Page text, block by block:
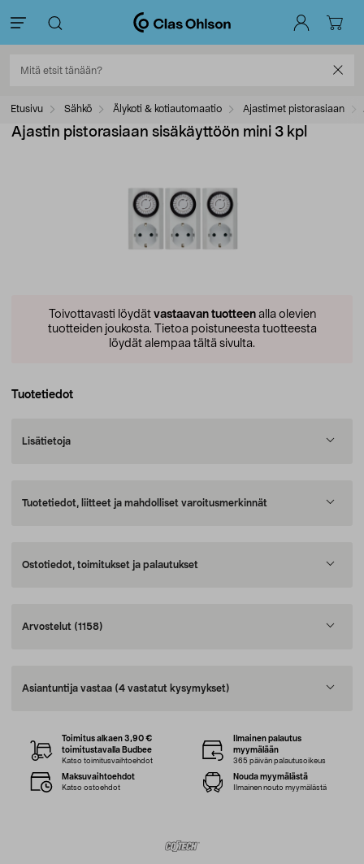
Etusivu Sähkö Älykoti & kotiautomaatio Ajastimet pistorasiaan
Ajastin pistorasiaan sisäkäyttöön mini 3 kpl
Toivottavasti löydät vastaavan tuotteenalla olevien
tuotteiden joukosta. Tietoa poistuneesta tuotteesta
löydät alempaa tältä sivulta.
Tuotetiedot
Lisätietoja
Tuotetiedot, liitteet ja mahdolliset varoitusmerkinnät
Ostotiedot, toimitukset ja palautukset
Arvostelut (1158)
Asiantuntija vastaa (4 vastatut kysymykset)
Toimitus alkaen 3,90 €
toimitustavalla Budbee
Katso toimitusvaihtoehdot
Ilmainen palautus
myymälään
365 päivän palautusoikeus
Maksuvaihtoehdot
Katso ostoehdot
Nouda myymälästä
Ilmainen nouto myymälästä